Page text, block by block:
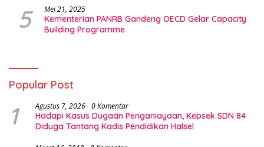
5 Mei 21, 2025
Kementerian PANRB Gandeng OECD Gelar Capacity
Building Programme
Popular Post
1 Agustus 7, 2026 0 Komentar
Hadapi Kasus Dugaan Penganiayaan, Kepsek SDN 84
Diduga Tantang Kadis Pendidikan Halsel